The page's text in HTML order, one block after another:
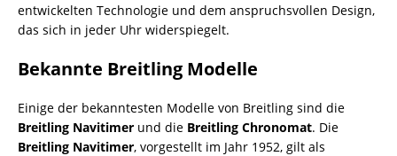
entwickelten Technologie und dem anspruchsvollen Design,
das sich in jeder Uhr widerspiegelt.
Bekannte Breitling Modelle
Einige der bekanntesten Modelle von Breitling sind die
Breitling Navitimer und die Breitling Chronomat. Die
Breitling Navitimer, vorgestellt im Jahr 1952, gilt als